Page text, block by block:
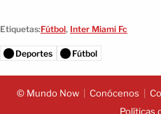
Etiquetas:Fútbol, Inter Miami Fc
Deportes Fútbol
© Mundo Now Conócenos
Políticas